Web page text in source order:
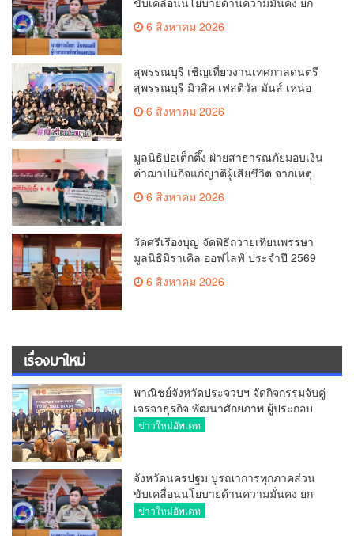
ระดับการป้องกันอาชญากรรมทาง
เทคโนโลยี
6 สิงหาคม 2026
สุพรรณบุรี เชิญเที่ยวงานเทศกาลดนตรี
สุพรรณบุรี มิวสิค เฟสติวัล มันส์ เหน่อ
มาก6 สิงหาคม 2026
มูลนิธิป่อเต็กตึ๊ง ฝ่ายสาธารณภัยมอบเงิน
ค่าฌาปนกิจแก่ญาติผู้เสียชีวิต จากเหตุ
20,000 บาท
6 สิงหาคม 2026
วัดศรีเรืองบุญ จัดพิธีถวายเทียนพรรษา
มูลนิธิมิราเคิล ออฟไลฟ์ ประจำปี 2569
พล.ต.ต.ศิริวัฒน์ ดีพอ ให้เกียรติเป็น
ประธาน
6 สิงหาคม 2026
เรื่องมาใหม่
พาณิชย์จังหวัดประจวบฯ จัดกิจกรรมจับคู่
เจรจาธุรกิจ พัฒนาศักยภาพ ผู้ประกอบ
การ ขยายช่องทางการค้า สู่การค้า
ข่าวใหม่อัพเดท
จังหวัดนครปฐม บูรณาการทุกภาคส่วน
ขับเคลื่อนนโยบายด้านความมั่นคง ยก
ระดับการป้องกันอาชญากรรมทาง
ข่าวใหม่อัพเดท